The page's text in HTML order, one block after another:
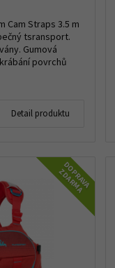
Cam Straps 3.5 m
tsransport.
Gumová
povrchů
Detail produktu
DOPRAVA
ZDARMA